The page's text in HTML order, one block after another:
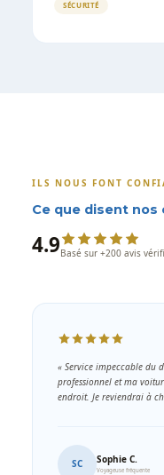
SÉCURITÉ
ILS NOUS FONT
Ce que disent nos
4.9Basé sur +200 avis
« Service impeccable du
professionnel et ma
endroit. Je reviendrai à
SC Sophie C.
Voyageuse fréquente